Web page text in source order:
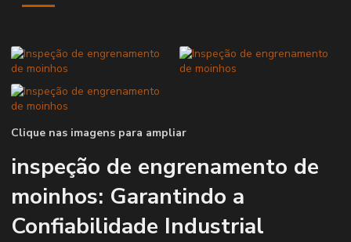
Clique nas imagens para ampliar
inspeção de engrenamento de
moinhos: Garantindo a
Confiabilidade Industrial